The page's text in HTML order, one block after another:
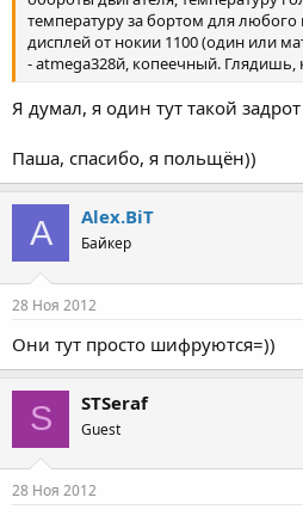
температуру за бортом для
дисплей от нокии 1100 (один или
- atmega328й, копеечный. Глядишь,
Я думал, я один тут такой задрот
Паша, спасибо, я польщён))
A Alex.BiT
Байкер
28 Ноя 2012
Они тут просто шифруются=))
S STSeraf
Guest
28 Ноя 2012